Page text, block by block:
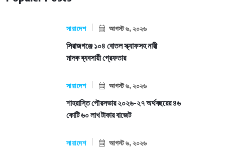
সারাদেশ আগস্ট ৬, ২০২৬
সিরাজগঞ্জে ১০৪ বোতল স্ক্যাফসহ নারী
মাদক ব্যবসায়ী গ্রেফতার
সারাদেশ আগস্ট ৬, ২০২৬
শাহরাস্তি পৌরসভার ২০২৬-২৭ অর্থবছরের ৪৬
কোটি ৬০ লাখ টাকার বাজেট
সারাদেশ আগস্ট ৬, ২০২৬